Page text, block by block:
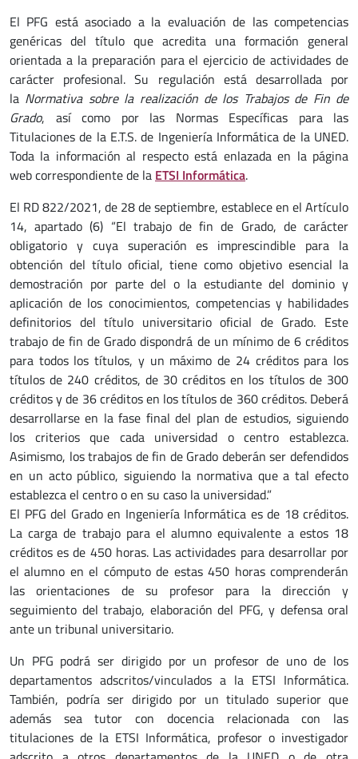
El PFG está asociado a la evaluación de las competencias
genéricas del título que acredita una formación general
orientada a la preparación para el ejercicio de actividades de
carácter profesional. Su regulación está desarrollada por
la Normativa sobre la realización de los Trabajos de Fin de
Grado, así como por las Normas Específicas para las
Titulaciones de la E.T.S. de Ingeniería Informática de la UNED.
Toda la información al respecto está enlazada en la página
web correspondiente de la ETSI Informática.
El RD 822/2021, de 28 de septiembre, establece en el Artículo
14, apartado (6) “El trabajo de fin de Grado, de carácter
obligatorio y cuya superación es imprescindible para la
obtención del título oficial, tiene como objetivo esencial la
demostración por parte del o la estudiante del dominio y
aplicación de los conocimientos, competencias y habilidades
definitorios del título universitario oficial de Grado. Este
trabajo de fin de Grado dispondrá de un mínimo de 6 créditos
para todos los títulos, y un máximo de 24 créditos para los
títulos de 240 créditos, de 30 créditos en los títulos de 300
créditos y de 36 créditos en los títulos de 360 créditos. Deberá
desarrollarse en la fase final del plan de estudios, siguiendo
los criterios que cada universidad o centro establezca.
Asimismo, los trabajos de fin de Grado deberán ser defendidos
en un acto público, siguiendo la normativa que a tal efecto
establezca el centro o en su caso la universidad.”
El PFG del Grado en Ingeniería Informática es de 18 créditos.
La carga de trabajo para el alumno equivalente a estos 18
créditos es de 450 horas. Las actividades para desarrollar por
el alumno en el cómputo de estas 450 horas comprenderán
las orientaciones de su profesor para la dirección y
seguimiento del trabajo, elaboración del PFG, y defensa oral
ante un tribunal universitario.
Un PFG podrá ser dirigido por un profesor de uno de los
departamentos adscritos/vinculados a la ETSI Informática.
También, podría ser dirigido por un titulado superior que
además sea tutor con docencia relacionada con las
titulaciones de la ETSI Informática, profesor o investigador